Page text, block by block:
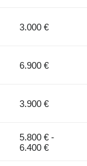
3.000 €
6.900 €
3.900 €
5.800 € -
6.400 €